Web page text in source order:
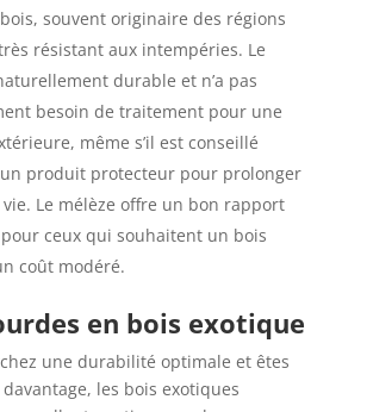
souvent originaire des régions
résistant aux intempéries. Le
durable et n’a pas
besoin de traitement pour une
même s’il est conseillé
produit protecteur pour prolonger
Le mélèze offre un bon rapport
ceux qui souhaitent un bois
coût modéré.
en bois exotique
une durabilité optimale et êtes
les bois exotiques